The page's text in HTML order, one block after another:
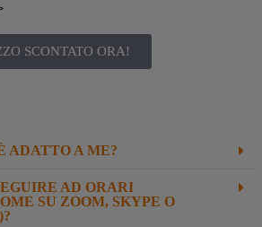
SCONTATO ORA!
ADATTO A ME?
AD ORARI
SU ZOOM, SKYPE O